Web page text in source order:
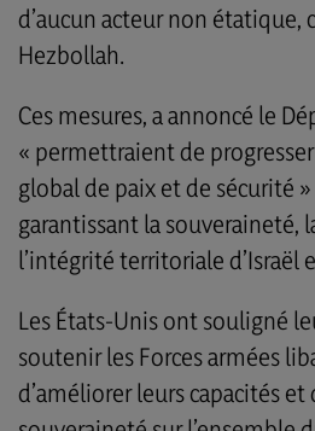
d’aucun acteur non étatique,
Hezbollah.
Ces mesures, a annoncé le
« permettraient de
global de paix et de sécurité
garantissant la souveraineté,
l’intégrité territoriale d’Israël
Les États-Unis ont souligné
soutenir les Forces armées
d’améliorer leurs capacités